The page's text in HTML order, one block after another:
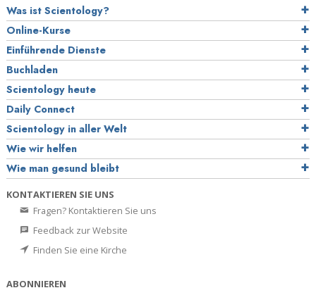
Was ist Scientology?
Online-Kurse
Einführende Dienste
Buchladen
Scientology heute
Daily Connect
Scientology in aller Welt
Wie wir helfen
Wie man gesund bleibt
KONTAKTIEREN SIE UNS
Fragen? Kontaktieren Sie uns
Feedback zur Website
Finden Sie eine Kirche
ABONNIEREN